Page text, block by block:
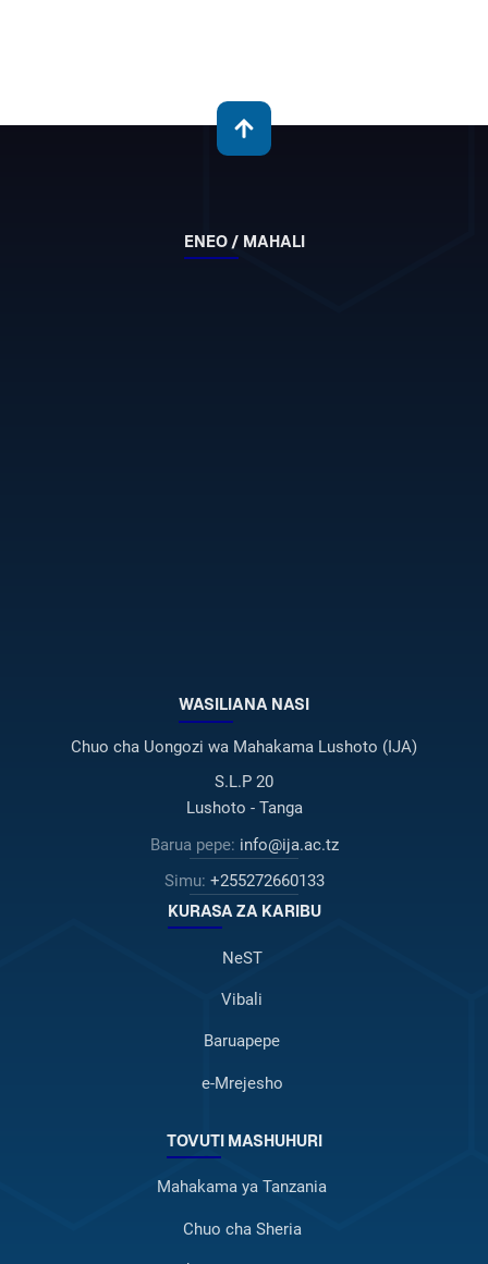
ENEO / MAHALI
WASILIANA NASI
Chuo cha Uongozi wa Mahakama Lushoto (IJA)
S.L.P 20
Lushoto - Tanga
Barua pepe: info@ija.ac.tz
Simu: +255272660133
KURASA ZA KARIBU
NeST
Vibali
Baruapepe
e-Mrejesho
TOVUTI MASHUHURI
Mahakama ya Tanzania
Chuo cha Sheria